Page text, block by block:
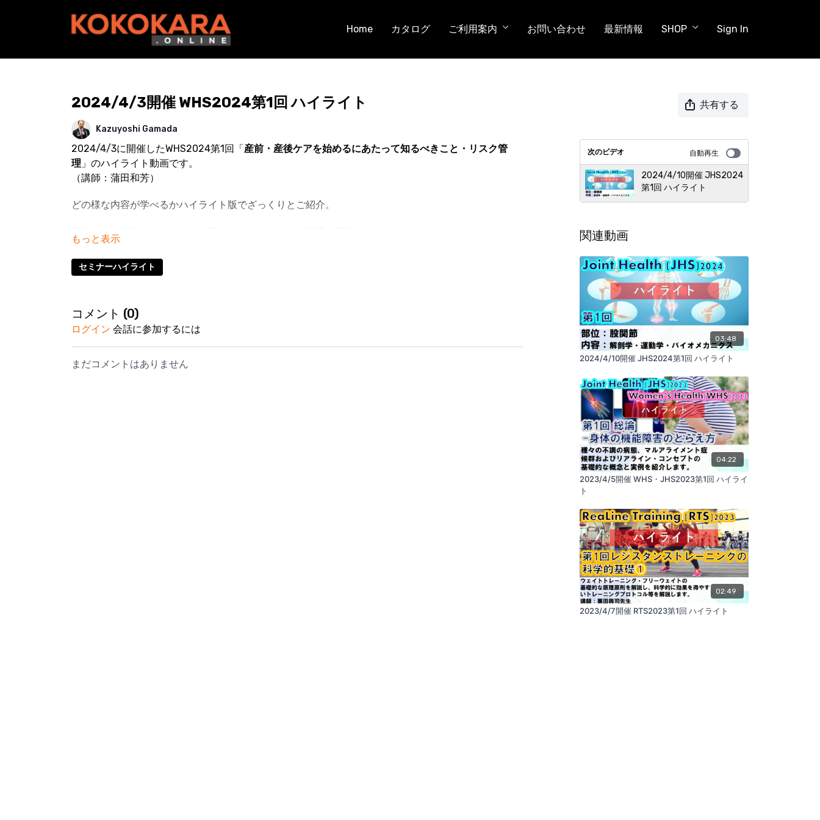
Home カタログ ご利用案内 お問い合わせ 最新情報 SHOP Sign In
2024/4/3開催 WHS2024第1回 ハイライト 共有する
Kazuyoshi Gamada
2024/4/3に開催したWHS2024第1回「産前・産後ケアを始めるにあたって知るべきこと・リスク管
理 」のハイライト動画です。
（講師：蒲田和芳）
どの様な内容が学べるかハイライト版でざっくりとご紹介。
視聴パス（単発・レンタル）を購入されますと、フル視聴が可能です。
URL： https://kokokara.online/categories/WHS2024
セミナーハイライト
コメント (0)
ログイン 会話に参加するには
まだコメントはありません
次のビデオ 自動再生
2024/4/10開催 JHS2024
第1回 ハイライト
関連動画
03:48
2024/4/10開催 JHS2024第1回 ハイライト
04:22
2023/4/5開催 WHS・JHS2023第1回 ハイライ
ト
02:49
2023/4/7開催 RTS2023第1回 ハイライト